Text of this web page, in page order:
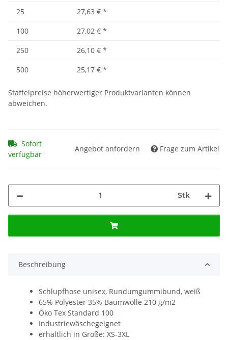
25
27,63 € *
100
27,02 € *
250
26,10 € *
500
25,17 € *
Staffelpreise höherwertiger Produktvarianten können
abweichen.
Sofort
verfügbar
Angebot anfordern Frage zum Artikel
Stk
Beschreibung
Schlupfhose unisex, Rundumgummibund, weiß
65% Polyester 35% Baumwolle 210 g/m2
Öko Tex Standard 100
Industriewäschegeignet
erhältlich in Größe: XS-3XL